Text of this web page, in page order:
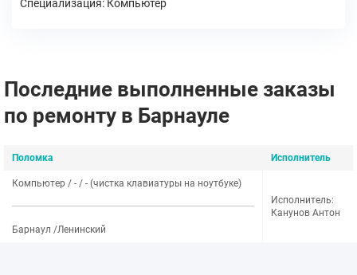
Специализация: Компьютер
Последние выполненные заказы
по ремонту в Барнауле
Поломка Исполнитель
Компьютер / - / - (чистка клавиатуры на ноутбуке)
Барнаул /Ленинский
Исполнитель:
Канунов Антон